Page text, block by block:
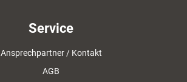
Service
Ansprechpartner / Kontakt
AGB